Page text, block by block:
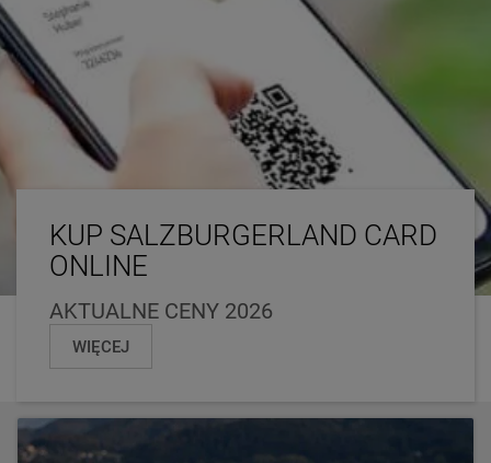
KUP SALZBURGERLAND CARD
ONLINE
AKTUALNE CENY 2026
WIĘCEJ